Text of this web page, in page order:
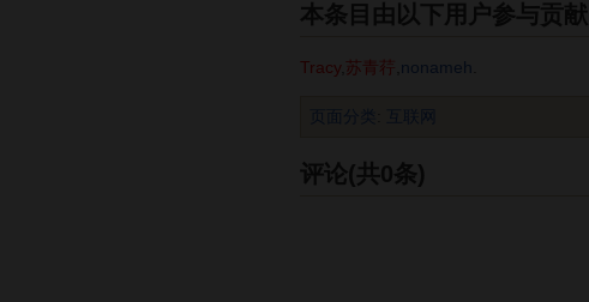
本条目由以下用户参与贡献
Tracy, 苏青荇 nonameh
页面分类 互联网
评论(共0条)